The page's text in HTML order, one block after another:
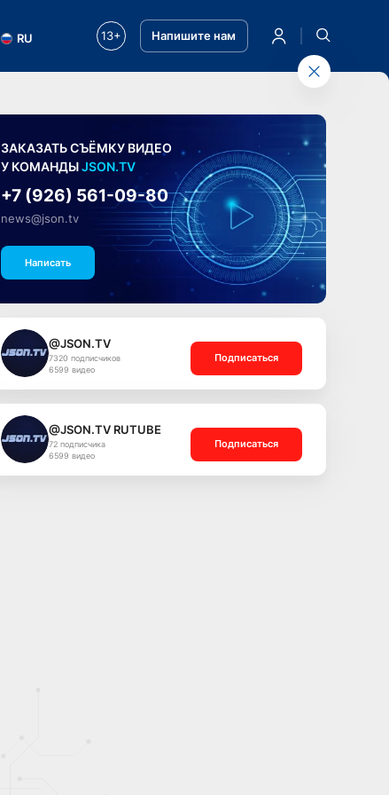
RU 13+ Напишите нам
ЗАКАЗАТЬ СЪЁМКУ ВИДЕО
У КОМАНДЫJSON.TV
+7 (926) 561-09-80
news@json.tv
Написать
@JSON.TV
7320 подписчиков
6599 видео
Подписаться
@JSON.TV RUTUBE
72 подписчика
6599 видео
Подписаться